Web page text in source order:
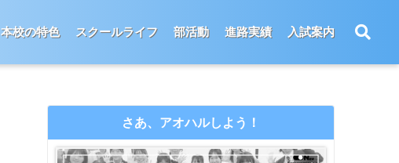
本校の特色 スクールライフ 部活動 進路実績 入試案内
さあ、アオハルしよう！